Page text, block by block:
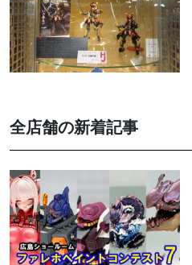
全店舗の新着記事